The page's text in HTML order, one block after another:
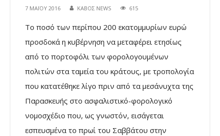
7 ΜΑΪ́ΟΥ 2016 ΚΑΒΟΣ NEWS 615
Το ποσό των περίπου 200 εκατομμυρίων ευρώ
προσδοκά η κυβέρνηση να μεταφέρει ετησίως
από το πορτοφόλι των φορολογουμένων
πολιτών στα ταμεία του κράτους, με τροπολογία
που κατατέθηκε λίγο πριν από τα μεσάνυχτα της
Παρασκευής στο ασφαλιστικό-φορολογικό
νομοσχέδιο που, ως γνωστόν, εισάγεται
εσπευσμένα το πρωί του Σαββάτου στην